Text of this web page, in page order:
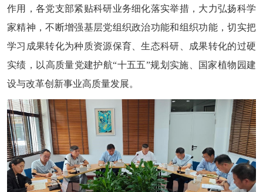
作用，各党支部紧贴科研业务细化落实举措，大力弘扬科学
家精神，不断增强基层党组织政治功能和组织功能，切实把
学习成果转化为种质资源保育、生态科研、成果转化的过硬
实绩，以高质量党建护航“十五五”规划实施、国家植物园建
设与改革创新事业高质量发展。